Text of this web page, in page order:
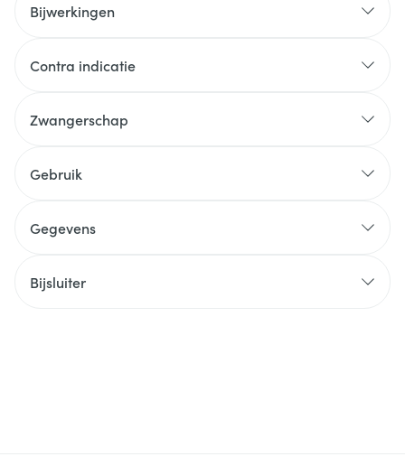
Bijwerkingen
Contra indicatie
Zwangerschap
Gebruik
Gegevens
Bijsluiter